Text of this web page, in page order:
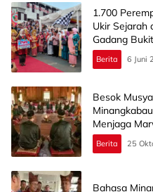
1.700
Ukir Sejarah
Gadang
Berita 6 Juni
Besok
Menjaga
Tanah
Berita 25
Bahasa